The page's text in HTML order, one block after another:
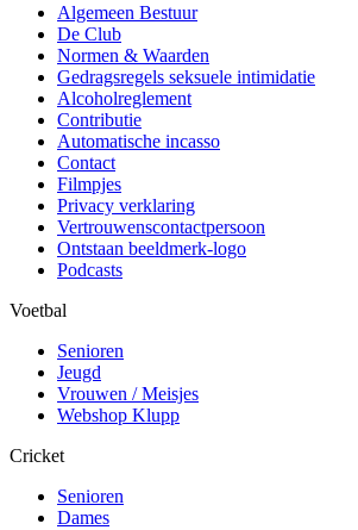
Algemeen Bestuur
De Club
Normen & Waarden
Gedragsregels seksuele intimidatie
Alcoholreglement
Contributie
Automatische incasso
Contact
Filmpjes
Privacy verklaring
Vertrouwenscontactpersoon
Ontstaan beeldmerk-logo
Podcasts
Voetbal
Senioren
Jeugd
Vrouwen / Meisjes
Webshop Klupp
Cricket
Senioren
Dames